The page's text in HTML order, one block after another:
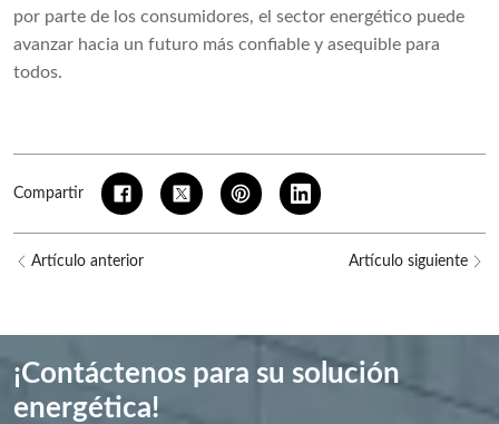
por parte de los consumidores, el sector energético puede
avanzar hacia un futuro más confiable y asequible para
todos.
Compartir
Artículo anterior Artículo siguiente
¡Contáctenos para su solución
energética!